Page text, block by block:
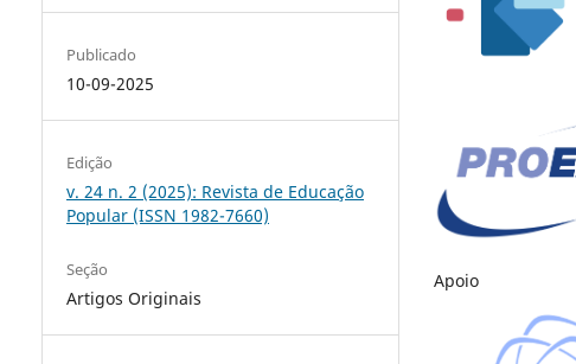
Publicado
10-09-2025
Edição
v. 24 n. 2 (2025): Revista de Educação
Popular (ISSN 1982-7660)
Seção
Artigos Originais
Apoio